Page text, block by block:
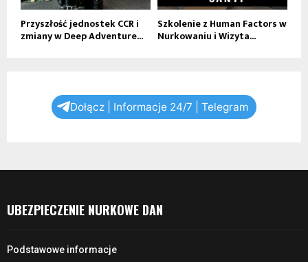
Przyszłość jednostek CCR i
zmiany w Deep Adventure...
Szkolenie z Human Factors w
Nurkowaniu i Wizyta...
Dołącz | Informacje 24/7 | Telegram
UBEZPIECZENIE NURKOWE DAN
Podstawowe informacje